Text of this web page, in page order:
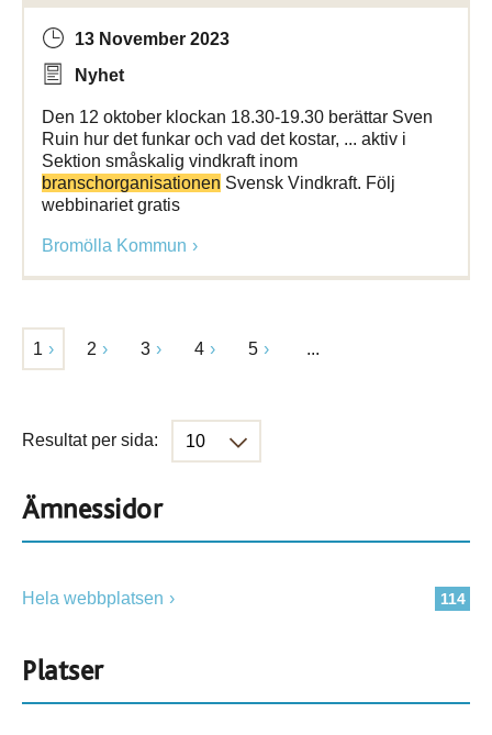
13 November 2023
Nyhet
Den 12 oktober klockan 18.30-19.30 berättar Sven
Ruin hur det funkar och vad det kostar, ... aktiv i
Sektion småskalig vindkraft inom
branschorganisationen Svensk Vindkraft. Följ
webbinariet gratis
Bromölla Kommun
1 2 3 4 5 ...
Resultat per sida:
Ämnessidor
114
Hela webbplatsen
Platser